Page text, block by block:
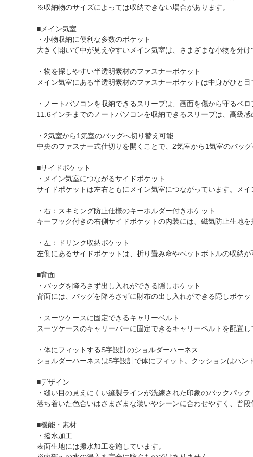
※収納物のサイズによっては収納できない場合があります。
■メイン気室
・小物収納に便利な多数のポケット
大きく開いて中が見えやすいメイン気室は、さまざまな小物を分
・物を探しやすい半透明素材のファスナーポケット
メイン気室にある半透明素材のファスナーポケットは中身がひと
・ノートパソコンを収納できるスリーブは、画面を傷から守るベ
11.6インチまでのノートパソコンを収納できるスリーブは、高級
・2気室から1気室のバッグへ切り替え可能
中央のファスナー式仕切りを開くことで、2気室から1気室のバッグ
■サイドポケット
・メイン気室につながるサイドポケット
サイドポケットは左右ともにメイン気室につながっています。メ
・右：スキミング防止仕様のキーホルダー付きポケット
キーフック付きの右側サイドポケットの内装には、磁気防止生地
・左：ドリンク収納ポケット
左側にあるサイドポケットは、折り畳み傘やペットボトルの収納
■背面
・バッグを降ろさず出し入れができる隠しポケット
背面には、バッグを降ろさずに財布の出し入れができる隠しポケッ
・スーツケースに固定できるキャリーベルト
スーツケースのキャリーバーに固定できるキャリーベルトを配置
・体にフィットするS字設計のショルダーハーネス
ショルダーハーネスはS字設計で体にフィット。クッションはハ
■デザイン
・縫い目の見えにくい縫製ラインが洗練された印象のバックパック
落ち着いた色合いはさまざまな装いやシーンに合わせやすく、普
■機能・素材
・撥水加工
表面生地には撥水加工を施しています。